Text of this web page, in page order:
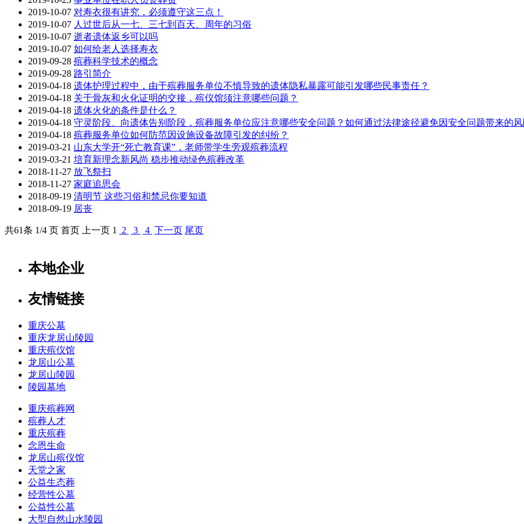
2019-10-07 对寿衣很有讲究，必须遵守这三点！
2019-10-07 人过世后从一七、三七到百天、周年的习俗
2019-10-07 逝者遗体返乡可以吗
2019-10-07 如何给老人选择寿衣
2019-09-28 殡葬科学技术的概念
2019-09-28 路引简介
2019-04-18 遗体护理过程中，由于殡葬服务单位不慎导致的遗体隐私暴露可能引发哪些民事责任？
2019-04-18 关于骨灰和火化证明的交接，殡仪馆须注意哪些问题？
2019-04-18 遗体火化的条件是什么？
2019-04-18 守灵阶段、向遗体告别阶段，殡葬服务单位应注意哪些安全问题？如何通过法律途径避免因安全问题带来的
2019-04-18 殡葬服务单位如何防范因设施设备故障引发的纠纷？
2019-03-21 山东大学开“死亡教育课”，老师带学生旁观殡葬流程
2019-03-21 培育新理念新风尚 稳步推动绿色殡葬改革
2018-11-27 放飞祭扫
2018-11-27 家庭追思会
2018-09-19 清明节 这些习俗和禁忌你要知道
2018-09-19 居丧
共61条 1/4 页 首页 上一页 1 2 3 4 下一页 尾页
本地企业
友情链接
重庆公墓
重庆龙居山陵园
重庆殡仪馆
龙居山公墓
龙居山陵园
陵园墓地
重庆殡葬网
殡葬人才
重庆殡葬
念恩生命
龙居山殡仪馆
天堂之家
公益生态葬
经营性公墓
公益性公墓
大型自然山水陵园